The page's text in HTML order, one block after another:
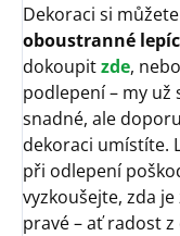
Dekoraci si
oboustranné
dokoupitzde,
podlepení – my už
snadné, ale
dekoraci umístíte.
při odlepení
vyzkoušejte, zda
pravé – ať radost